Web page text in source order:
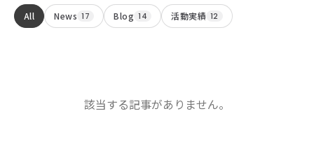
保険代理店事業
All News 17 Blog 14 活動実績 12
該当する記事がありません。